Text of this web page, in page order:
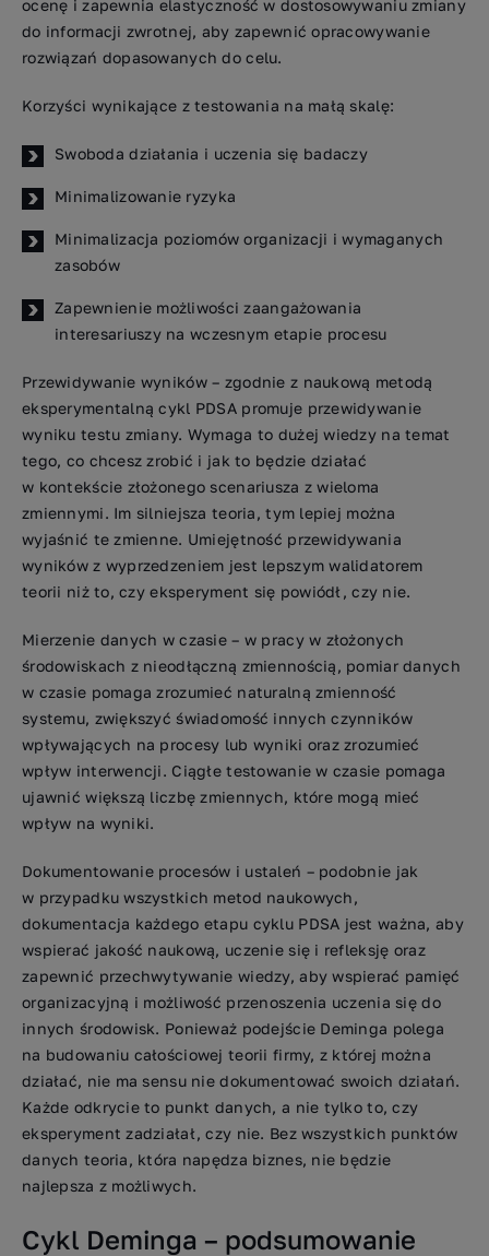
ocenę i zapewnia elastyczność w dostosowywaniu zmiany
do informacji zwrotnej, aby zapewnić opracowywanie
rozwiązań dopasowanych do celu.
Korzyści wynikające z testowania na małą skalę:
Swoboda działania i uczenia się badaczy
Minimalizowanie ryzyka
Minimalizacja poziomów organizacji i wymaganych
zasobów
Zapewnienie możliwości zaangażowania
interesariuszy na wczesnym etapie procesu
Przewidywanie wyników – zgodnie z naukową metodą
eksperymentalną cykl PDSA promuje przewidywanie
wyniku testu zmiany. Wymaga to dużej wiedzy na temat
tego, co chcesz zrobić i jak to będzie działać
w kontekście złożonego scenariusza z wieloma
zmiennymi. Im silniejsza teoria, tym lepiej można
wyjaśnić te zmienne. Umiejętność przewidywania
wyników z wyprzedzeniem jest lepszym walidatorem
teorii niż to, czy eksperyment się powiódł, czy nie.
Mierzenie danych w czasie – w pracy w złożonych
środowiskach z nieodłączną zmiennością, pomiar danych
w czasie pomaga zrozumieć naturalną zmienność
systemu, zwiększyć świadomość innych czynników
wpływających na procesy lub wyniki oraz zrozumieć
wpływ interwencji. Ciągłe testowanie w czasie pomaga
ujawnić większą liczbę zmiennych, które mogą mieć
wpływ na wyniki.
Dokumentowanie procesów i ustaleń – podobnie jak
w przypadku wszystkich metod naukowych,
dokumentacja każdego etapu cyklu PDSA jest ważna, aby
wspierać jakość naukową, uczenie się i refleksję oraz
zapewnić przechwytywanie wiedzy, aby wspierać pamięć
organizacyjną i możliwość przenoszenia uczenia się do
innych środowisk. Ponieważ podejście Deminga polega
na budowaniu całościowej teorii firmy, z której można
działać, nie ma sensu nie dokumentować swoich działań.
Każde odkrycie to punkt danych, a nie tylko to, czy
eksperyment zadziałał, czy nie. Bez wszystkich punktów
danych teoria, która napędza biznes, nie będzie
najlepsza z możliwych.
Cykl Deminga – podsumowanie